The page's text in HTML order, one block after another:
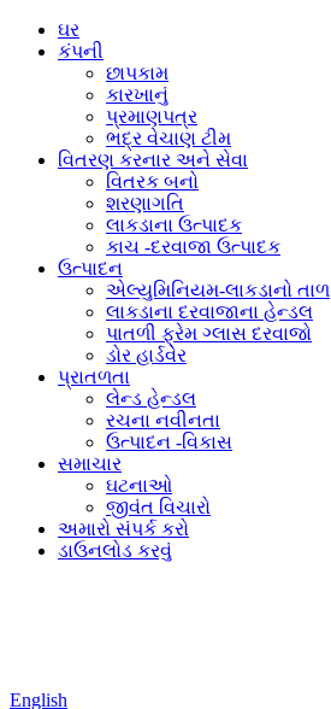
ઘર
કંપની
છાપકામ
કારખાનું
પ્રમાણપત્ર
ભદ્ર ​​વેચાણ ટીમ
વિતરણ કરનાર અને સેવા
વિતરક બનો
શરણાગતિ
લાકડાના ઉત્પાદક
કાચ -દરવાજા ઉત્પાદક
ઉત્પાદન
એલ્યુમિનિયમ-લાકડાનો તાળ
લાકડાના દરવાજાના હેન્ડલ
પાતળી ફ્રેમ ગ્લાસ દરવાજો
ડોર હાર્ડવેર
પ્રાતળતા
લેન્ડ હેન્ડલ
રચના નવીનતા
ઉત્પાદન -વિકાસ
સમાચાર
ઘટનાઓ
જીવંત વિચારો
અમારો સંપર્ક કરો
ડાઉનલોડ કરવું
English